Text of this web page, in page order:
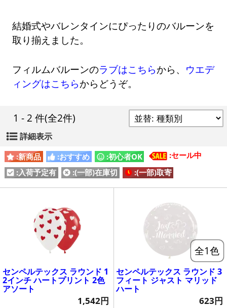
結婚式やバレンタインにぴったりのバルーンを
取り揃えました。
フィルムバルーンのラブはこちらから、 ウエデ
ィングはこちらからどうぞ。
1 - 2 件(全2件)
詳細表示
:新商品 :おすすめ :初心者OK
:セール中
:入荷予定有
:(一部)在庫切 :(一部)取寄
センペルテックス ラウンド 1
2インチ ハートプリント 2色
アソート
1,542円
全1色
センペルテックス ラウンド 3
フィート ジャスト マリッド
ハート
623円